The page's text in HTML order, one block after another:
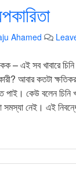
Ahamed
– এই সব খাবারে চিনি
আবার কতটা
কেউ বলেন চিনি
সমস্যা নেই। এই